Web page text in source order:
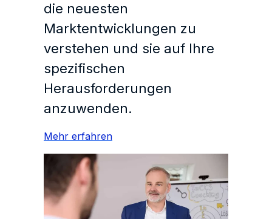
die neuesten
Marktentwicklungen zu
verstehen und sie auf Ihre
spezifischen
Herausforderungen
anzuwenden.
Mehr erfahren